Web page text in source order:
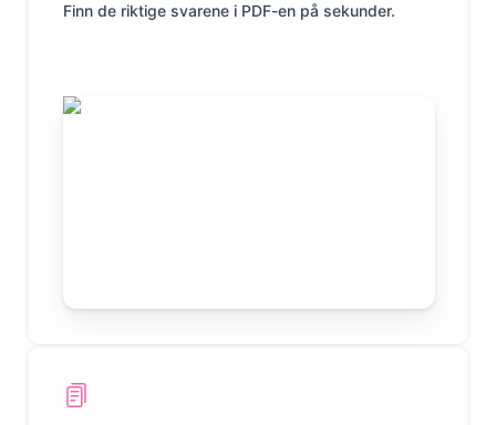
Finn de riktige svarene i PDF-en på sekunder.